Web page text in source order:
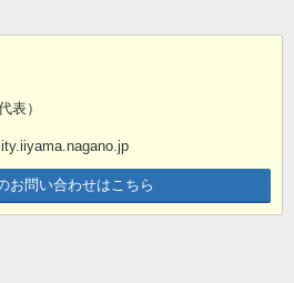
代表）
お問い合わせはこちら